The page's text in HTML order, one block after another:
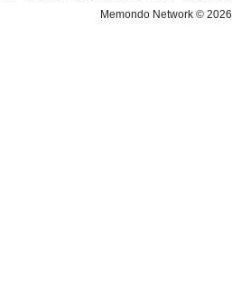
Memondo Network © 2026